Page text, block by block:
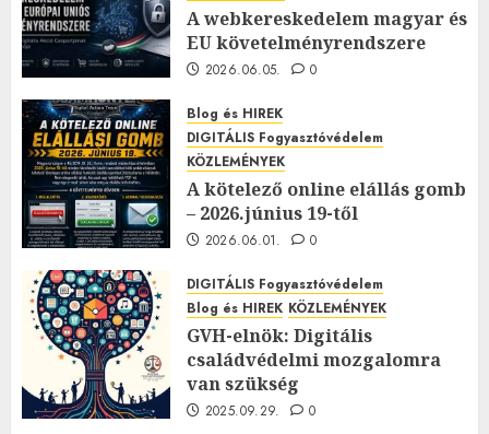
A webkereskedelem magyar és
EU követelményrendszere
2026.06.05. 0
Blog és HIREK
DIGITÁLIS Fogyasztóvédelem
KÖZLEMÉNYEK
A kötelező online elállás gomb
– 2026.június 19-től
2026.06.01. 0
DIGITÁLIS Fogyasztóvédelem
Blog és HIREK KÖZLEMÉNYEK
GVH-elnök: Digitális
családvédelmi mozgalomra
van szükség
2025.09.29. 0